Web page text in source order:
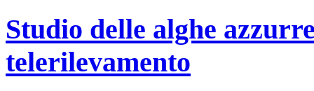
Studio delle alghe
telerilevamento